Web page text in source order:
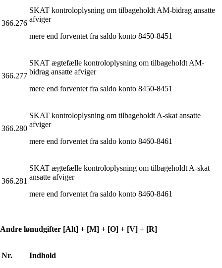
366.276
SKAT kontroloplysning om tilbageholdt AM-bidrag ansatte
afviger
mere end forventet fra saldo konto 8450-8451
366.277
SKAT ægtefælle kontroloplysning om tilbageholdt AM-
bidrag ansatte afviger
mere end forventet fra saldo konto 8450-8451
366.280
SKAT kontroloplysning om tilbageholdt A-skat ansatte
afviger
mere end forventet fra saldo konto 8460-8461
366.281
SKAT ægtefælle kontroloplysning om tilbageholdt A-skat
ansatte afviger
mere end forventet fra saldo konto 8460-8461
Andre lønudgifter [Alt] + [M] + [O] + [V] + [R]
Nr. Indhold